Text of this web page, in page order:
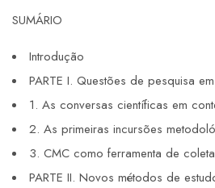
SUMÁRIO
Introdução
PARTE I. Questões de pesquisa
1. As conversas científicas em
2. As primeiras incursões
3. CMC como ferramenta de
PARTE II. Novos métodos de